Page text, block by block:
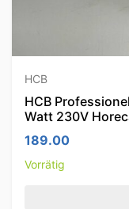
HCB
HCB
Watt 230V
189.00
Vorrätig